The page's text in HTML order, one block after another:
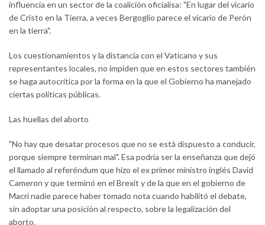
influencia en un sector de la coalición oficialisa: "En lugar del vicario
de Cristo en la Tierra, a veces Bergoglio parece el vicario de Perón
en la tierra".
Los cuestionamientos y la distancia con el Vaticano y sus
representantes locales, no impiden que en estos sectores también
se haga autocrítica por la forma en la que el Gobierno ha manejado
ciertas políticas públicas.
Las huellas del aborto
"No hay que desatar procesos que no se está dispuesto a conducir,
porque siempre terminan mal". Esa podría ser la enseñanza que dejó
el llamado al referéndum que hizo el ex primer ministro inglés David
Cameron y que terminó en el Brexit y de la que en el gobierno de
Macri nadie parece haber tomado nota cuando habilitó el debate,
sin adoptar una posición al respecto, sobre la legalización del
aborto.